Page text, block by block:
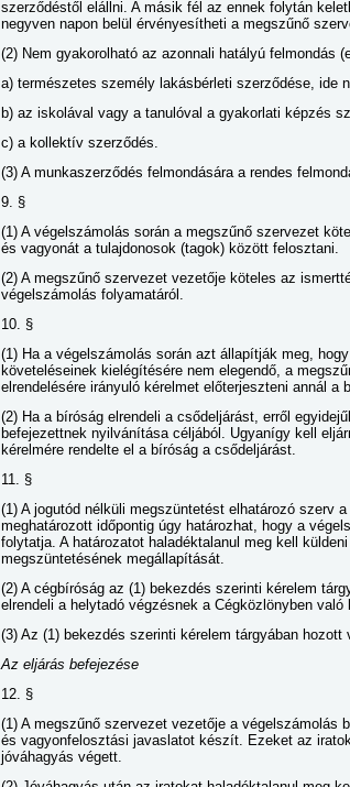
szerződéstől elállni. A másik fél az ennek folytán
negyven napon belül érvényesítheti a megszűnő
(2) Nem gyakorolható az azonnali hatályú felmondás
a) természetes személy lakásbérleti szerződése, ide
b) az iskolával vagy a tanulóval a gyakorlati képzés
c) a kollektív szerződés.
(3) A munkaszerződés felmondására a rendes
9. §
(1) A végelszámolás során a megszűnő szervezet
és vagyonát a tulajdonosok (tagok) között felosztani.
(2) A megszűnő szervezet vezetője köteles az
végelszámolás folyamatáról.
10. §
(1) Ha a végelszámolás során azt állapítják meg,
követeléseinek kielégítésére nem elegendő, a
elrendelésére irányuló kérelmet előterjeszteni annál
(2) Ha a bíróság elrendeli a csődeljárást, erről
befejezettnek nyilvánítása céljából. Ugyanígy kell
kérelmére rendelte el a bíróság a csődeljárást.
11. §
(1) A jogutód nélküli megszüntetést elhatározó szerv
meghatározott időpontig úgy határozhat, hogy a
folytatja. A határozatot haladéktalanul meg kell
megszüntetésének megállapítását.
(2) A cégbíróság az (1) bekezdés szerinti kérelem
elrendeli a helytadó végzésnek a Cégközlönyben való
(3) Az (1) bekezdés szerinti kérelem tárgyában
Az eljárás befejezése
12. §
(1) A megszűnő szervezet vezetője a végelszámolás
és vagyonfelosztási javaslatot készít. Ezeket az
jóváhagyás végett.